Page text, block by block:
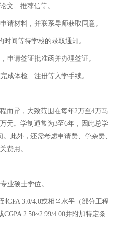
文、推荐信等。
请材料，并联系导师获取同意。
间等待学校的录取通知。
申请签证批准函并办理签证。
成体检、注册等入学手续。
而异，大致范围在每年2万至4万马
元。学制通常为3至6年，因此总学
此外，还需考虑申请费、学杂费、
费用。
业硕士学位。
GPA 3.0/4.0或相当水平（部分工程
CGPA 2.50~2.99/4.00并附加特定条